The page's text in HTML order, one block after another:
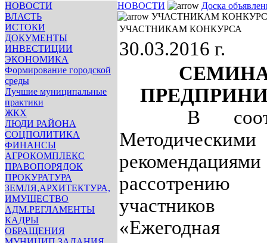
НОВОСТИ
ВЛАСТЬ
ИСТОКИ
ДОКУМЕНТЫ
ИНВЕСТИЦИИ
ЭКОНОМИКА
Формирование городской
среды
Лучшие муниципальные
практики
ЖКХ
ЛЮДИ РАЙОНА
СОЦПОЛИТИКА
ФИНАНСЫ
АГРОКОМПЛЕКС
ПРАВОПОРЯДОК
ПРОКУРАТУРА
ЗЕМЛЯ,АРХИТЕКТУРА,
ИМУЩЕСТВО
АДМ.РЕГЛАМЕНТЫ
КАДРЫ
ОБРАЩЕНИЯ
НОВОСТИ
Доска
УЧАСТНИКАМ
УЧАСТНИКАМ КОНКУРСА
30.03.2016 г.
В
Методическими
«Ежегодная